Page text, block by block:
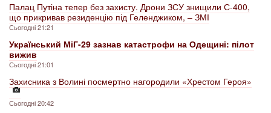
Палац Путіна тепер без захисту. Дрони ЗСУ знищили С-400,
що прикривав резиденцію під Геленджиком, – ЗМІ
Сьогодні 21:21
Український МіГ-29 зазнав катастрофи на Одещині: пілот
вижив
Сьогодні 21:01
Захисника з Волині посмертно нагородили «Хрестом Героя»
Сьогодні 20:42